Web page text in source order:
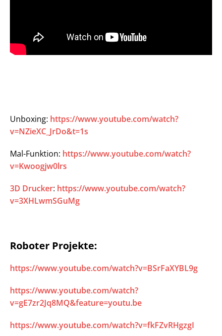
Unboxing: https://www.youtube.com/watch?
v=NZieXC_JrDo&t=1s
Mal-Funktion: https://www.youtube.com/watch?
v=Kwoogjw0lrs
3D Drucker: https://www.youtube.com/watch?
v=3XHLwmSGuMg
Roboter Projekte:
https://www.youtube.com/watch?v=BSrFaXYBL9g
https://www.youtube.com/watch?
v=gE7zr2Jq8MQ&feature=youtu.be
https://www.youtube.com/watch?v=fkFZvRHgzgI